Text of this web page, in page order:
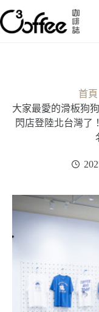
跳
至
主
首頁
大家最愛的滑板狗
閃店登陸北台灣了